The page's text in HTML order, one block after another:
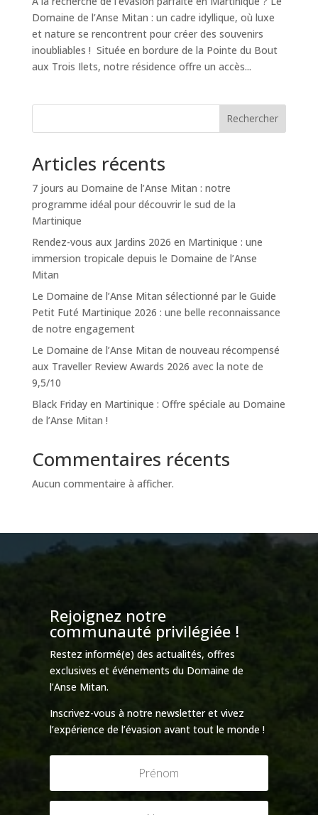
Domaine de l’Anse Mitan : un cadre idyllique, où luxe
et nature se rencontrent pour créer des souvenirs
inoubliables ! Située en bordure de la Pointe du Bout
aux Trois Ilets, notre résidence offre un accès...
Rechercher
Articles récents
7 jours au Domaine de l’Anse Mitan : notre
programme idéal pour découvrir le sud de la
Martinique
Rendez-vous aux Jardins 2026 en Martinique : une
immersion tropicale depuis le Domaine de l’Anse
Mitan
Le Domaine de l’Anse Mitan sélectionné par le Guide
Petit Futé Martinique 2026 : une belle reconnaissance
de notre engagement
Le Domaine de l’Anse Mitan de nouveau récompensé
aux Traveller Review Awards 2026 avec la note de
9,5/10
Black Friday en Martinique : Offre spéciale au Domaine
de l’Anse Mitan !
Commentaires récents
Aucun commentaire à afficher.
Rejoignez notre
communauté privilégiée !
Restez informé(e) des actualités, offres
exclusives et événements du Domaine de
l’Anse Mitan.
Inscrivez-vous à notre newsletter et vivez
l’expérience de l’évasion avant tout le monde !